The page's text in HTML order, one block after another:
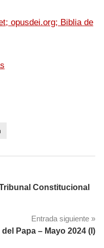
opusdei.org; Biblia de
Constitucional
Entrada siguiente
del Papa – Mayo 2024 (I)